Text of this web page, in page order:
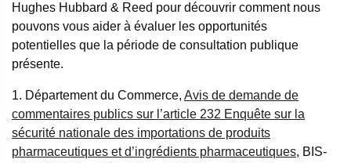
Hughes Hubbard & Reed pour découvrir comment nous
pouvons vous aider à évaluer les opportunités
potentielles que la période de consultation publique
présente.
1. Département du Commerce, Avis de demande de
commentaires publics sur l’article 232 Enquête sur la
sécurité nationale des importations de produits
pharmaceutiques et d’ingrédients pharmaceutiques, BIS-